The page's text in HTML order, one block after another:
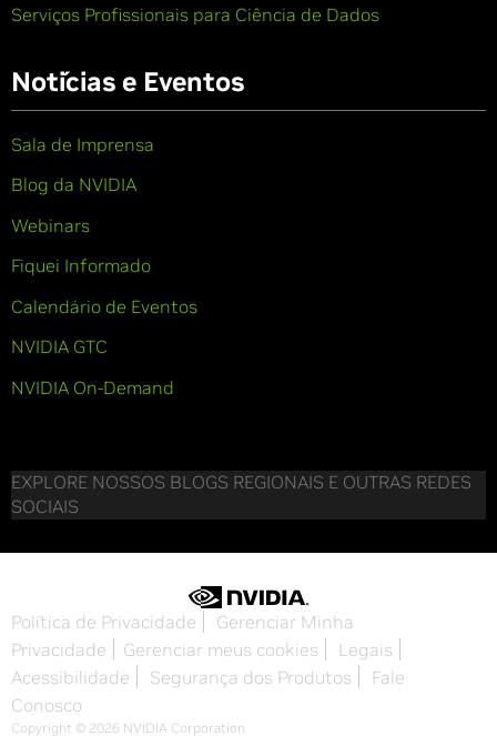
Serviços Profissionais para Ciência de Dados
Notícias e Eventos
Sala de Imprensa
Blog da NVIDIA
Webinars
Fiquei Informado
Calendário de Eventos
NVIDIA GTC
NVIDIA On-Demand
EXPLORE NOSSOS BLOGS REGIONAIS E OUTRAS REDES
SOCIAIS
Política de Privacidade
Gerenciar Minha
Privacidade
Gerenciar meus cookies
Legais
Acessibilidade
Segurança dos Produtos
Fale
Conosco
Copyright © 2026 NVIDIA Corporation